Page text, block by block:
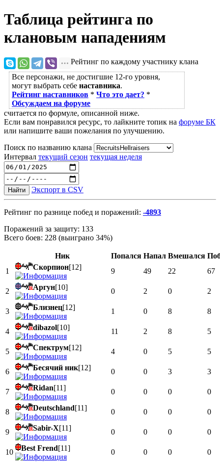
Таблица рейтинга по
клановым нападениям
Все персонажи, не достигшие 12-го уровня,
могут выбрать себе наставника.
Рейтинг наставников * Что это дает? *
Обсуждаем на форуме
Рейтинг по каждому участнику клана
считается по формуле, описанной ниже.
Если вам понравился ресурс, то лайкните топик на форуме БК
или напишите ваши пожелания по улучшению.
Поиск по названию клана
Интервал текущий сезон текущая неделя
Найти Экспорт в CSV
Рейтинг по разнице побед и поражений: -4893
Поражений за защиту: 133
Всего боев: 228 (выиграно 34%)
Ник Попался Напал Вмешался
1
Скорпион[12] 9 49 22 67
2 Аргун[10] 0 2 0 2
3 Близнец[12] 1 0 8 8
4 dibazol[10] 11 2 8 5
5 Спектрум[12] 4 0 5 5
6 Бесячий ник[12] 0 0 3 3
7 Ridan[11] 0 0 0 0
8 Deutschland[11] 0 0 0 0
9 Sabir-X[11] 0 0 0 0
10 Best Frend[11] 0 0 0 0